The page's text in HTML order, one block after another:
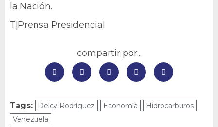
la Nación.
T|Prensa Presidencial
compartir por...
Tags: Delcy Rodríguez Economía
Hidrocarburos
Venezuela